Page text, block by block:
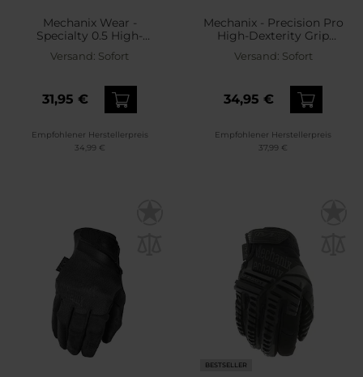
Mechanix Wear -
Specialty 0.5 High-
Dexterity Taktische
Handschuhe - Coyote
Versand: Sofort
31,95 €
Empfohlener Herstellerpreis
34,99 €
Mechanix - Precision Pro
High-Dexterity Grip
Handschuhe - Covert
Versand: Sofort
34,95 €
Empfohlener Herstellerpreis
37,99 €
BESTSELLER